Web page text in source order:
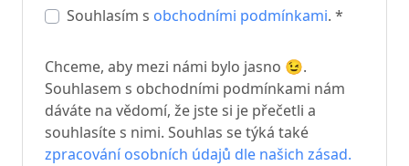
Souhlasím s obchodními podmínkami. *
Chceme, aby mezi námi bylo jasno 😉.
Souhlasem s obchodními podmínkami nám
dáváte na vědomí, že jste si je přečetli a
souhlasíte s nimi. Souhlas se týká také
zpracování osobních údajů dle našich zásad.